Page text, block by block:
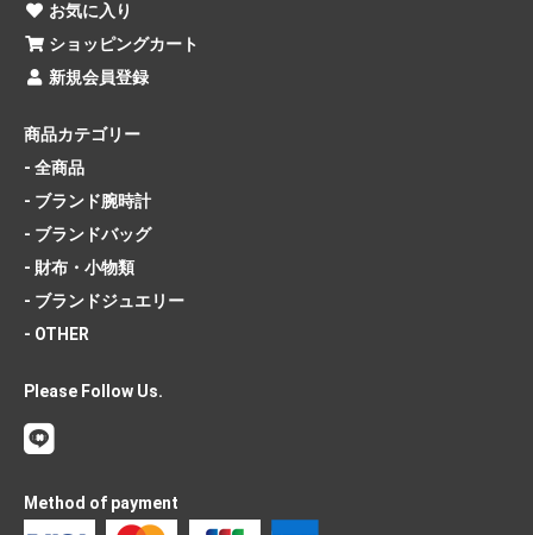
お気に入り
ショッピングカート
新規会員登録
商品カテゴリー
- 全商品
- ブランド腕時計
- ブランドバッグ
- 財布・小物類
- ブランドジュエリー
- OTHER
Please Follow Us.
Method of payment